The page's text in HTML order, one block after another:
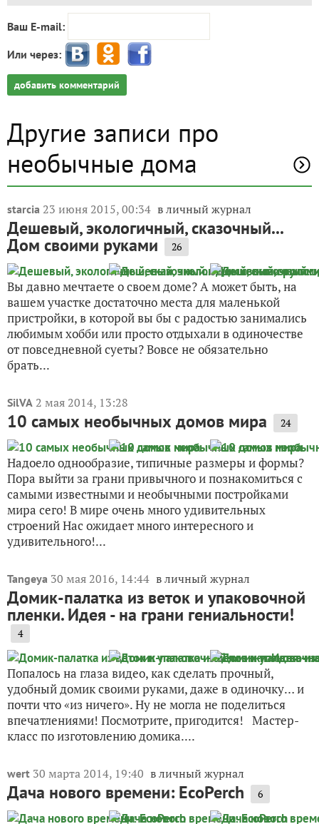
Ваш E-mail:
Или через:
добавить комментарий
Другие записи про
необычные дома
starcia 23 июня 2015, 00:34 в личный журнал
Дешевый, экологичный, сказочный...
Дом своими руками 26
Вы давно мечтаете о своем доме? А может быть, на
вашем участке достаточно места для маленькой
пристройки, в которой вы бы с радостью занимались
любимым хобби или просто отдыхали в одиночестве
от повседневной суеты? Вовсе не обязательно
брать...
SilVA 2 мая 2014, 13:28
10 самых необычных домов мира 24
Надоело однообразие, типичные размеры и формы?
Пора выйти за грани привычного и познакомиться с
самыми известными и необычными постройками
мира сего! В мире очень много удивительных
строений Нас ожидает много интересного и
удивительного!...
Tangeya 30 мая 2016, 14:44 в личный журнал
Домик-палатка из веток и упаковочной
пленки. Идея - на грани гениальности!
4
Попалось на глаза видео, как сделать прочный,
удобный домик своими руками, даже в одиночку… и
почти что «из ничего». Ну не могла не поделиться
впечатлениями! Посмотрите, пригодится! Мастер-
класс по изготовлению домика....
wert 30 марта 2014, 19:40 в личный журнал
Дача нового времени: EcoPerch 6